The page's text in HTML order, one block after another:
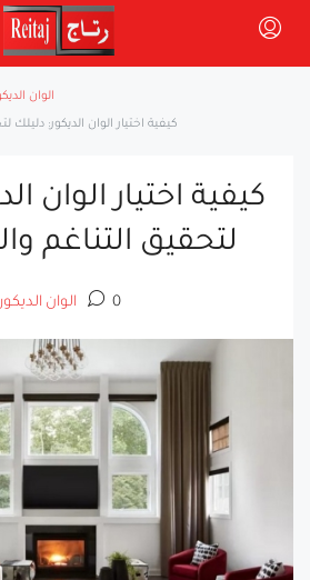
الوان
كيفية اختيار الوان الديكور: دليلك
كيفية اختيار الوان
لتحقيق التناغم
الوان الديكور 0